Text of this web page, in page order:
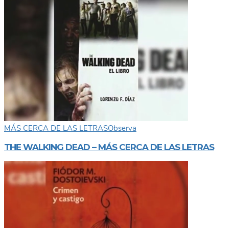
MÁS CERCA DE LAS LETRASObserva
THE WALKING DEAD – MÁS CERCA DE LAS LETRAS